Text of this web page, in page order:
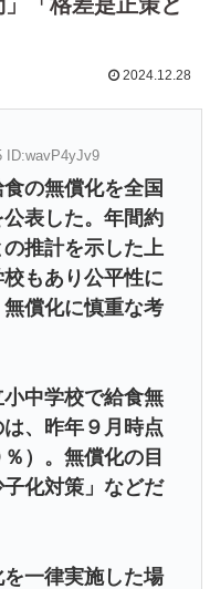
2024.12.28
ID:wavP4yJv9
の無償化を全国
表した。年間約
推計を示した上
もあり公平性に
償化に慎重な考
中学校で給食無
、昨年９月時点
）。無償化の目
化対策」などだ
一律実施した場